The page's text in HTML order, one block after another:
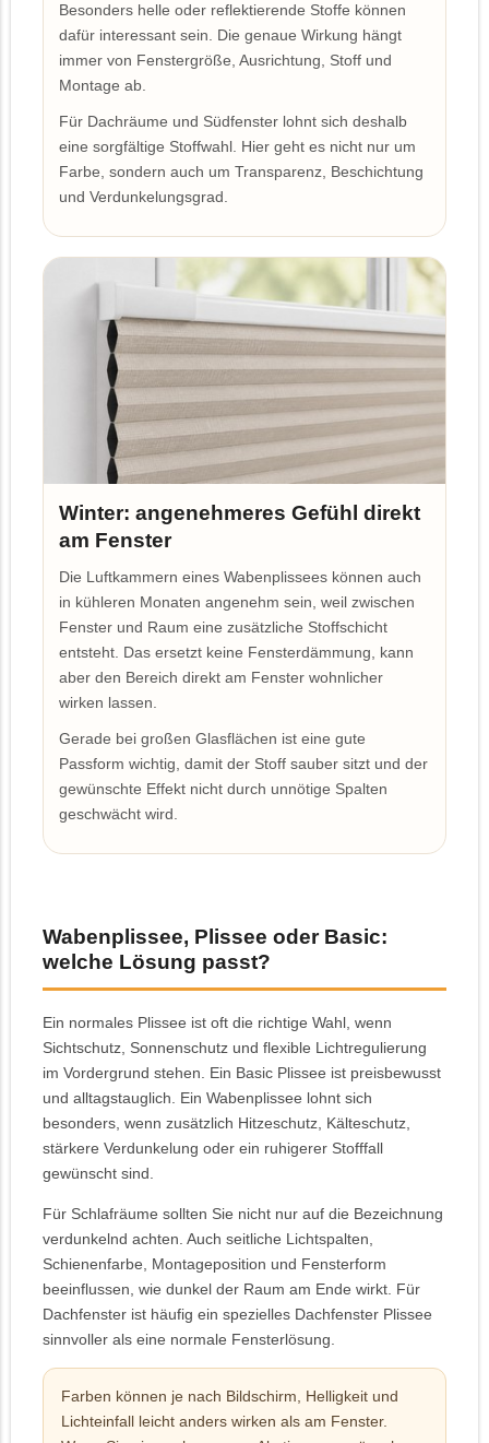
Besonders helle oder reflektierende Stoffe können
dafür interessant sein. Die genaue Wirkung hängt
immer von Fenstergröße, Ausrichtung, Stoff und
Montage ab.
Für Dachräume und Südfenster lohnt sich deshalb
eine sorgfältige Stoffwahl. Hier geht es nicht nur um
Farbe, sondern auch um Transparenz, Beschichtung
und Verdunkelungsgrad.
Winter: angenehmeres Gefühl direkt
am Fenster
Die Luftkammern eines Wabenplissees können auch
in kühleren Monaten angenehm sein, weil zwischen
Fenster und Raum eine zusätzliche Stoffschicht
entsteht. Das ersetzt keine Fensterdämmung, kann
aber den Bereich direkt am Fenster wohnlicher
wirken lassen.
Gerade bei großen Glasflächen ist eine gute
Passform wichtig, damit der Stoff sauber sitzt und der
gewünschte Effekt nicht durch unnötige Spalten
geschwächt wird.
Wabenplissee, Plissee oder Basic:
welche Lösung passt?
Ein normales Plissee ist oft die richtige Wahl, wenn
Sichtschutz, Sonnenschutz und flexible Lichtregulierung
im Vordergrund stehen. Ein Basic Plissee ist preisbewusst
und alltagstauglich. Ein Wabenplissee lohnt sich
besonders, wenn zusätzlich Hitzeschutz, Kälteschutz,
stärkere Verdunkelung oder ein ruhigerer Stofffall
gewünscht sind.
Für Schlafräume sollten Sie nicht nur auf die Bezeichnung
verdunkelnd achten. Auch seitliche Lichtspalten,
Schienenfarbe, Montageposition und Fensterform
beeinflussen, wie dunkel der Raum am Ende wirkt. Für
Dachfenster ist häufig ein spezielles Dachfenster Plissee
sinnvoller als eine normale Fensterlösung.
Farben können je nach Bildschirm, Helligkeit und
Lichteinfall leicht anders wirken als am Fenster.